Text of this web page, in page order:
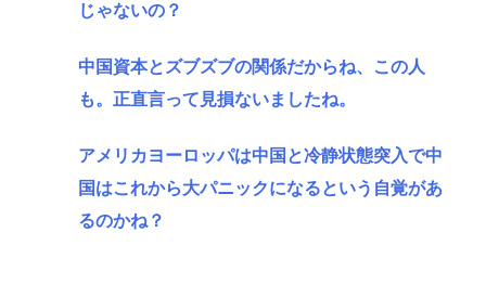
じゃないの？
中国資本とズブズブの関係だからね、この人
も。正直言って見損ないましたね。
アメリカヨーロッパは中国と冷静状態突入で中
国はこれから大パニックになるという自覚があ
るのかね？